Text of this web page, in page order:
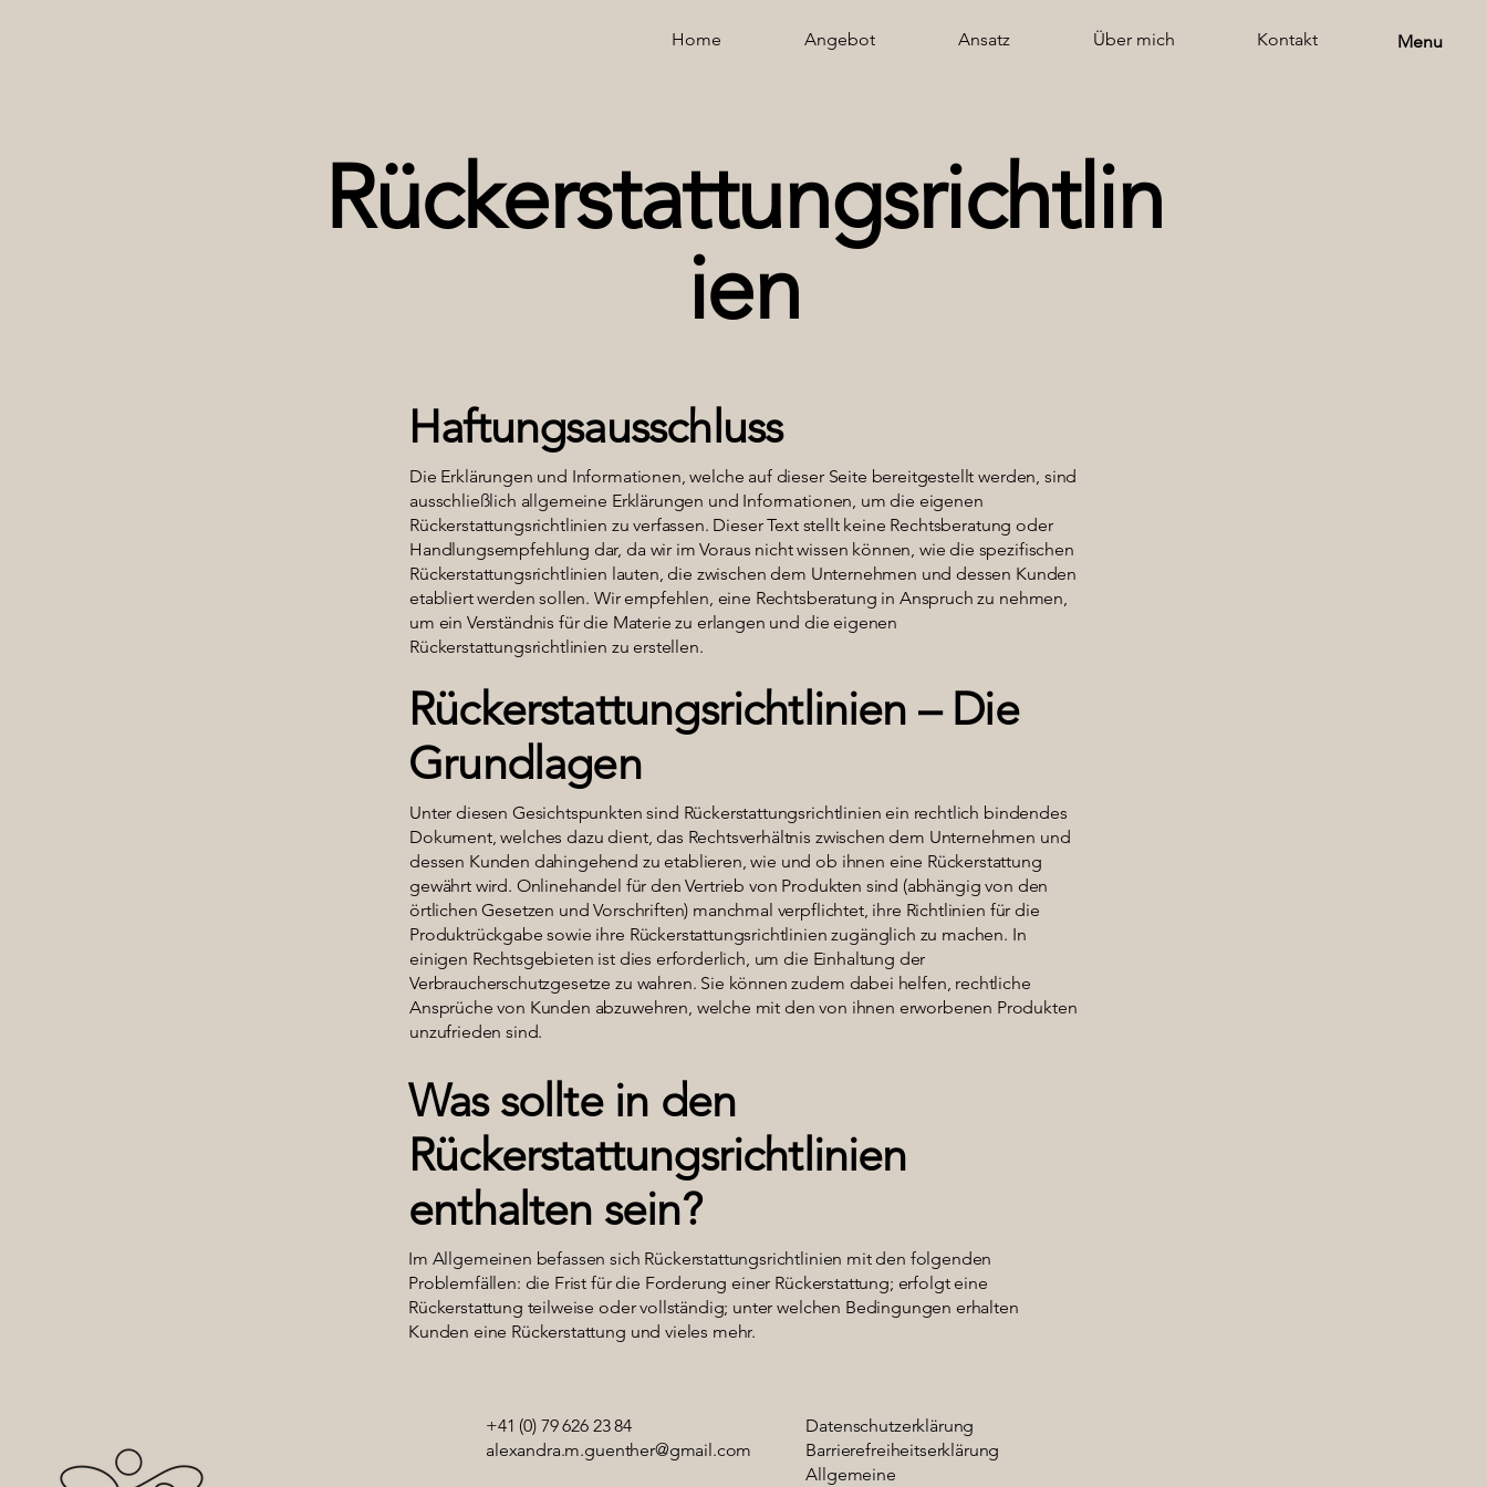
Menu
Home Angebot Ansatz Über mich Kontakt
Rückerstattungsrichtlin
ien
Haftungsausschluss
Die Erklärungen und Informationen, welche auf dieser Seite bereitgestellt werden, sind
ausschließlich allgemeine Erklärungen und Informationen, um die eigenen
Rückerstattungsrichtlinien zu verfassen. Dieser Text stellt keine Rechtsberatung oder
Handlungsempfehlung dar, da wir im Voraus nicht wissen können, wie die spezifischen
Rückerstattungsrichtlinien lauten, die zwischen dem Unternehmen und dessen Kunden
etabliert werden sollen. Wir empfehlen, eine Rechtsberatung in Anspruch zu nehmen,
um ein Verständnis für die Materie zu erlangen und die eigenen
Rückerstattungsrichtlinien zu erstellen.
Rückerstattungsrichtlinien – Die
Grundlagen
Unter diesen Gesichtspunkten sind Rückerstattungsrichtlinien ein rechtlich bindendes
Dokument, welches dazu dient, das Rechtsverhältnis zwischen dem Unternehmen und
dessen Kunden dahingehend zu etablieren, wie und ob ihnen eine Rückerstattung
gewährt wird. Onlinehandel für den Vertrieb von Produkten sind (abhängig von den
örtlichen Gesetzen und Vorschriften) manchmal verpflichtet, ihre Richtlinien für die
Produktrückgabe sowie ihre Rückerstattungsrichtlinien zugänglich zu machen. In
einigen Rechtsgebieten ist dies erforderlich, um die Einhaltung der
Verbraucherschutzgesetze zu wahren. Sie können zudem dabei helfen, rechtliche
Ansprüche von Kunden abzuwehren, welche mit den von ihnen erworbenen Produkten
unzufrieden sind.
Was sollte in den
Rückerstattungsrichtlinien
enthalten sein?
Im Allgemeinen befassen sich Rückerstattungsrichtlinien mit den folgenden
Problemfällen: die Frist für die Forderung einer Rückerstattung; erfolgt eine
Rückerstattung teilweise oder vollständig; unter welchen Bedingungen erhalten
Kunden eine Rückerstattung und vieles mehr.
+41 (0) 79 626 23 84
alexandra.m.guenther@gmail.com
Datenschutzerklärung
Barrierefreiheitserklärung
Allgemeine